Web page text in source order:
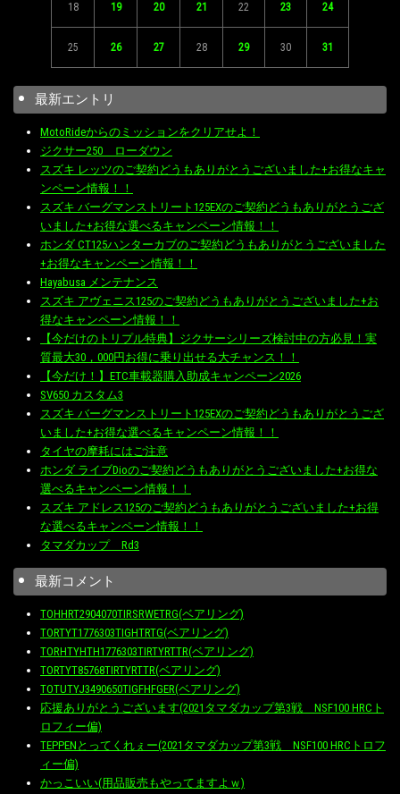
18 19 20 21 22 23 24
25 26 27 28 29 30 31
最新エントリ
MotoRideからのミッションをクリアせよ！
ジクサー250 ローダウン
スズキ レッツのご契約どうもありがとうございました+お得なキャ
ンペーン情報！！
スズキ バーグマンストリート125EXのご契約どうもありがとうござ
いました+お得な選べるキャンペーン情報！！
ホンダ CT125ハンターカブのご契約どうもありがとうございました
+お得なキャンペーン情報！！
Hayabusa メンテナンス
スズキ アヴェニス125のご契約どうもありがとうございました+お
得なキャンペーン情報！！
【今だけのトリプル特典】ジクサーシリーズ検討中の方必見！実
質最大30，000円お得に乗り出せる大チャンス！！
【今だけ！】ETC車載器購入助成キャンペーン2026
SV650 カスタム3
スズキ バーグマンストリート125EXのご契約どうもありがとうござ
いました+お得な選べるキャンペーン情報！！
タイヤの摩耗にはご注意
ホンダ ライブDioのご契約どうもありがとうございました+お得な
選べるキャンペーン情報！！
スズキ アドレス125のご契約どうもありがとうございました+お得
な選べるキャンペーン情報！！
タマダカップ Rd3
最新コメント
TOHHRT2904070TIRSRWETRG(ベアリング)
TORTYT1776303TIGHTRTG(ベアリング)
TORHTYHTH1776303TIRTYRTTR(ベアリング)
TORTYT85768TIRTYRTTR(ベアリング)
TOTUTYJ3490650TIGFHFGER(ベアリング)
応援ありがとうございます(2021タマダカップ第3戦 NSF100 HRCト
ロフィー偏)
TEPPENとってくれぇー(2021タマダカップ第3戦 NSF100 HRCトロフ
ィー偏)
かっこいい(用品販売もやってますよｗ)